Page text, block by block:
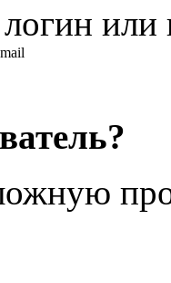
или